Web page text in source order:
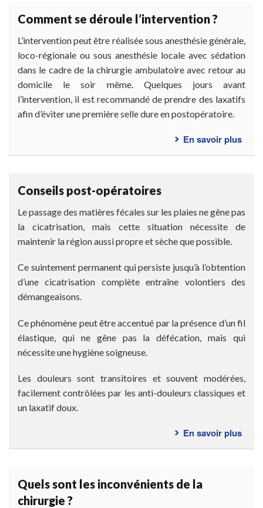
faire
?
Comment se déroule l’intervention ?
L’intervention peut être réalisée sous anesthésie générale,
loco-régionale ou sous anesthésie locale avec sédation
dans le cadre de la chirurgie ambulatoire avec retour au
domicile le soir même. Quelques jours avant
l’intervention, il est recommandé de prendre des laxatifs
afin d’éviter une première selle dure en postopératoire.
En savoir plussur
?
Conseils post-opératoires
Le passage des matières fécales sur les plaies ne gêne pas
la cicatrisation, mais cette situation nécessite de
maintenir la région aussi propre et sèche que possible.
Ce suintement permanent qui persiste jusqu’à l’obtention
d’une cicatrisation complète entraîne volontiers des
démangeaisons.
Ce phénomène peut être accentué par la présence d’un fil
élastique, qui ne gêne pas la défécation, mais qui
nécessite une hygiène soigneuse.
Les douleurs sont transitoires et souvent modérées,
facilement contrôlées par les anti-douleurs classiques et
un laxatif doux.
En savoir plussur
Quels sont les inconvénients de la
chirurgie ?